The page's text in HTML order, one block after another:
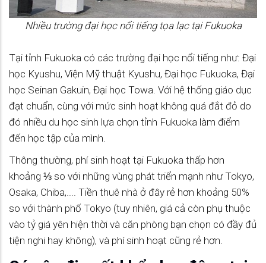
Nhiều trường đại học nổi tiếng tọa lạc tại Fukuoka
Tại tỉnh Fukuoka có các trường đại học nổi tiếng như: Đại
học Kyushu, Viện Mỹ thuật Kyushu, Đại học Fukuoka, Đại
học Seinan Gakuin, Đại học Towa. Với hệ thống giáo dục
đạt chuẩn, cùng với mức sinh hoạt không quá đắt đỏ do
đó nhiều du học sinh lựa chọn tỉnh Fukuoka làm điểm
đến học tập của mình.
Thông thường, phí sinh hoạt tại Fukuoka thấp hơn
khoảng ⅓ so với những vùng phát triển mạnh như Tokyo,
Osaka, Chiba,.... Tiền thuê nhà ở đây rẻ hơn khoảng 50%
so với thành phố Tokyo (tuy nhiên, giá cả còn phụ thuộc
vào tỷ giá yên hiện thời và căn phòng bạn chọn có đầy đủ
tiện nghi hay không), và phí sinh hoạt cũng rẻ hơn.